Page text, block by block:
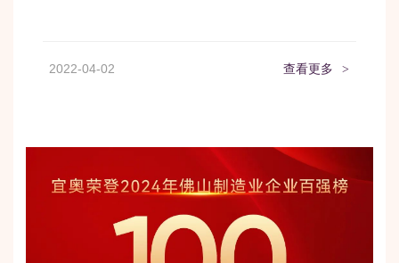
2022-04-02 查看更多 >